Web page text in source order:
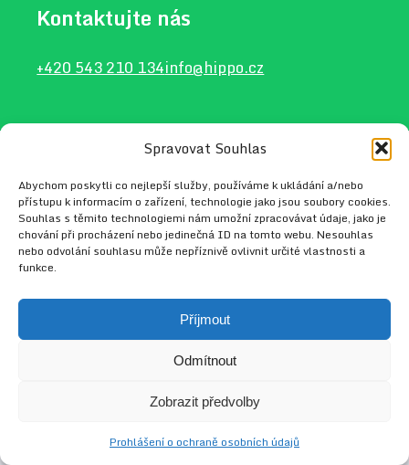
Spravovat Souhlas
Abychom poskytli co nejlepší služby, používáme k ukládání a/nebo
přístupu k informacím o zařízení, technologie jako jsou soubory cookies.
Souhlas s těmito technologiemi nám umožní zpracovávat údaje, jako je
chování při procházení nebo jedinečná ID na tomto webu. Nesouhlas
nebo odvolání souhlasu může nepříznivě ovlivnit určité vlastnosti a
funkce.
Příjmout
Odmítnout
Zobrazit předvolby
Prohlášení o ochraně osobních údajů
Kontaktujte nás
+420 543 210 134info@hippo.cz
Radek Tejkl